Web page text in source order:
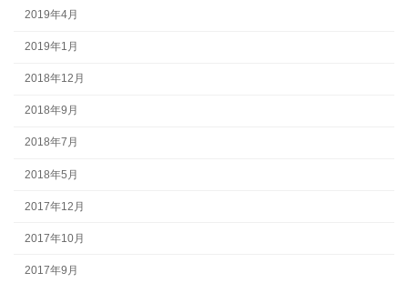
2019年4月
2019年1月
2018年12月
2018年9月
2018年7月
2018年5月
2017年12月
2017年10月
2017年9月